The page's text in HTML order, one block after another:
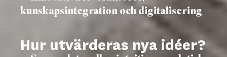
kunskapsintegration och digitalisering
Hur utvärderas nya idéer?